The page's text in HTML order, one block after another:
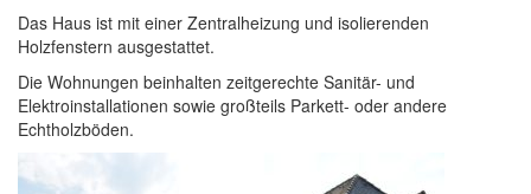
Das Haus ist mit einer Zentralheizung und isolierenden
Holzfenstern ausgestattet.
Die Wohnungen beinhalten zeitgerechte Sanitär- und
Elektroinstallationen sowie großteils Parkett- oder andere
Echtholzböden.